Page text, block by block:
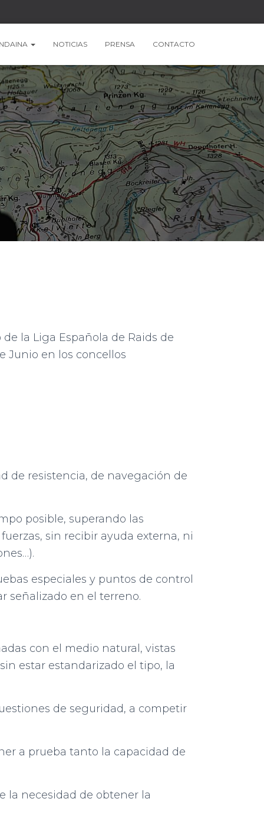
NOTICIAS PRENSA CONTACTO
la Liga Española de Raids de
Junio en los concellos
de resistencia, de navegación de
posible, superando las
sin recibir ayuda externa, ni
especiales y puntos de control
señalizado en el terreno.
con el medio natural, vistas
estar estandarizado el tipo, la
de seguridad, a competir
a prueba tanto la capacidad de
la necesidad de obtener la